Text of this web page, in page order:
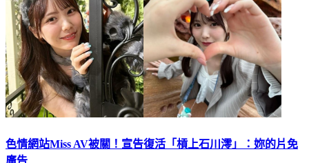
色情網站Miss AV被關！宣告復活「槓上石川澪」：妳的片免
廣告